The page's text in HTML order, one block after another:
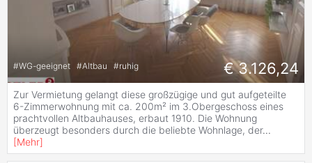
#WG-geeignet #Altbau #ruhig € 3.126,24
Zur Vermietung gelangt diese großzügige und gut aufgeteilte
6-Zimmerwohnung mit ca. 200m² im 3.Obergeschoss eines
prachtvollen Altbauhauses, erbaut 1910. Die Wohnung
überzeugt besonders durch die beliebte Wohnlage, der...
[Mehr]